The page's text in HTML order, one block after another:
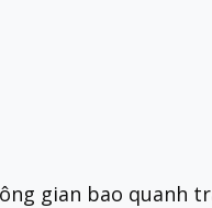
gian bao quanh